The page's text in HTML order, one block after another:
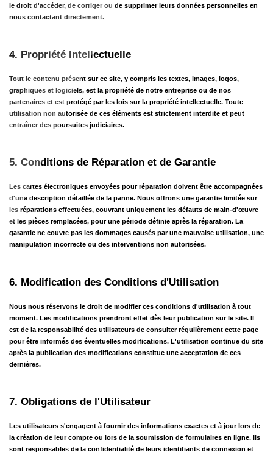
le droit d'accéder, de corriger ou de supprimer leurs données personnelles en
nous contactant directement.
4. Propriété Intellectuelle
Tout le contenu présent sur ce site, y compris les textes, images, logos,
graphiques et logiciels, est la propriété de notre entreprise ou de nos
partenaires et est protégé par les lois sur la propriété intellectuelle. Toute
utilisation non autorisée de ces éléments est strictement interdite et peut
entraîner des poursuites judiciaires.
5. Conditions de Réparation et de Garantie
Les cartes électroniques envoyées pour réparation doivent être accompagnées
d'une description détaillée de la panne. Nous offrons une garantie limitée sur
les réparations effectuées, couvrant uniquement les défauts de main-d'œuvre
et les pièces remplacées, pour une période définie après la réparation. La
garantie ne couvre pas les dommages causés par une mauvaise utilisation, une
manipulation incorrecte ou des interventions non autorisées.
6. Modification des Conditions d'Utilisation
Nous nous réservons le droit de modifier ces conditions d'utilisation à tout
moment. Les modifications prendront effet dès leur publication sur le site. Il
est de la responsabilité des utilisateurs de consulter régulièrement cette page
pour être informés des éventuelles modifications. L'utilisation continue du site
après la publication des modifications constitue une acceptation de ces
dernières.
7. Obligations de l'Utilisateur
Les utilisateurs s'engagent à fournir des informations exactes et à jour lors de
la création de leur compte ou lors de la soumission de formulaires en ligne. Ils
sont responsables de la confidentialité de leurs identifiants de connexion et